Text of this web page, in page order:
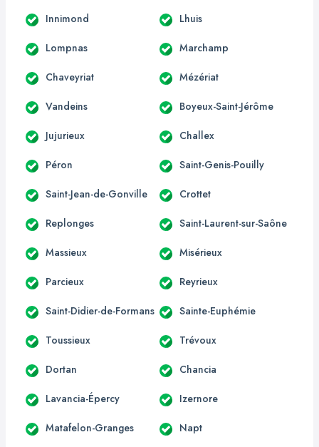
Innimond Lhuis
Lompnas Marchamp
Chaveyriat Mézériat
Vandeins Boyeux-Saint-Jérôme
Jujurieux Challex
Péron Saint-Genis-Pouilly
Saint-Jean-de-Gonville Crottet
Replonges Saint-Laurent-sur-Saône
Massieux Misérieux
Parcieux Reyrieux
Saint-Didier-de-Formans Sainte-Euphémie
Toussieux Trévoux
Dortan Chancia
Lavancia-Épercy Izernore
Matafelon-Granges Napt